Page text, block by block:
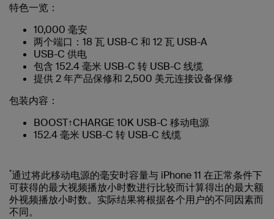
特色一览：
10,000 毫安
两个端口：18 瓦 USB-C 和 12 瓦 USB-A
USB-C 供电
包含 152.4 毫米 USB-C 转 USB-C 线缆
提供 2 年产品保修和 2,500 美元连接设备保修
包装内容：
BOOST↑CHARGE 10K USB-C 移动电源
152.4 毫米 USB-C 转 USB-C 线缆
*通过将此移动电源的毫安时容量与 iPhone 11 在正常条件下
可获得的最大视频播放小时数进行比较而计算得出的最大额
外视频播放小时数。实际结果将根据各个用户的不同因素而
不同。